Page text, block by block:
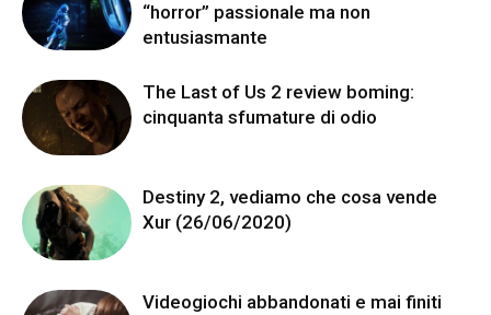
“horror” passionale ma non
entusiasmante
The Last of Us 2 review boming:
cinquanta sfumature di odio
Destiny 2, vediamo che cosa vende
Xur (26/06/2020)
Videogiochi abbandonati e mai finiti